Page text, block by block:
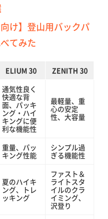
け】登山用バックパ
てみた
ELIUM 30 ZENITH 30
通気性良く
快適な背
面、パッキ
ング・ハイ
キングに便
利な機能性
最軽量、重
心の安定
性、大容量
重量、パッ
キング性能
シンプル過
ぎる機能性
夏のハイキ
ング、トレ
ッキング
ファスト＆
ライトスタ
イルのクラ
イミング、
沢登り